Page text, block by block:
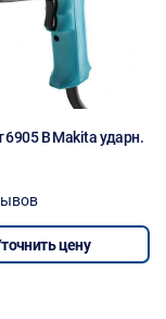
6905 B Makita ударн.
цену